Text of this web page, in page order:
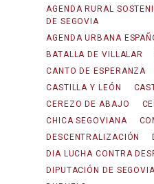
AGENDA RURAL
DE SEGOVIA
AGENDA URBANA
BATALLA DE VILLALAR
CANTO DE ESPERANZA
CASTILLA Y LEÓN
CEREZO DE ABAJO
CHICA SEGOVIANA
DESCENTRALIZACIÓN
DIA LUCHA CONTRA
DIPUTACIÓN DE